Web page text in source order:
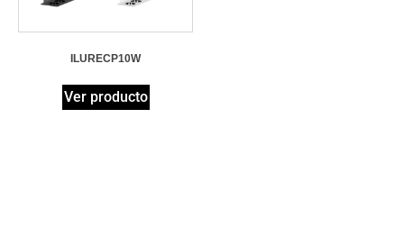
ILURECP10W
Ver producto